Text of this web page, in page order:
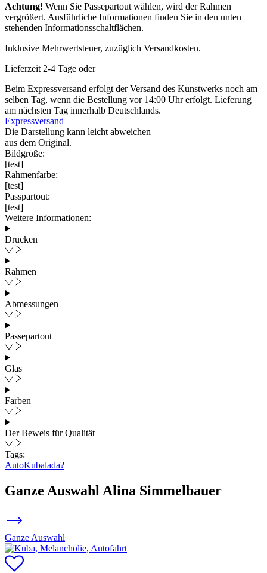
Achtung! Wenn Sie Passepartout wählen, wird der Rahmen
vergrößert. Ausführliche Informationen finden Sie in den unten
stehenden Informationsschaltflächen.
Inklusive Mehrwertsteuer, zuzüglich Versandkosten.
Lieferzeit 2-4 Tage oder
Beim Expressversand erfolgt der Versand des Kunstwerks noch am
selben Tag, wenn die Bestellung vor 14:00 Uhr erfolgt. Lieferung
am nächsten Tag innerhalb Deutschlands.
Expressversand
Die Darstellung kann leicht abweichen
aus dem Original.
Bildgröße:
[test]
Rahmenfarbe:
[test]
Passpartout:
[test]
Weitere Informationen:
Drucken
Rahmen
Abmessungen
Passepartout
Glas
Farben
Der Beweis für Qualität
Tags:
AutoKubalada?
Ganze Auswahl Alina Simmelbauer
Ganze Auswahl